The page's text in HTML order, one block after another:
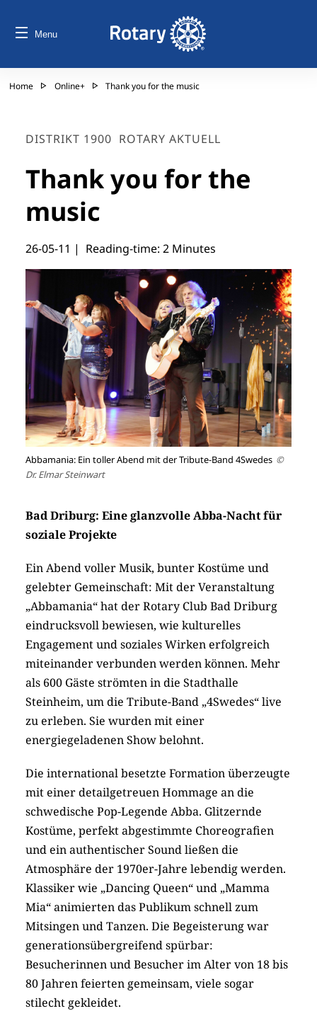
Menu
Home Online+ Thank you for the music
DISTRIKT 1900 ROTARY AKTUELL
Thank you for the
music
26-05-11 | Reading-time: 2 Minutes
Abbamania: Ein toller Abend mit der Tribute-Band 4Swedes ©
Dr. Elmar Steinwart
Bad Driburg: Eine glanzvolle Abba-Nacht für
soziale Projekte
Ein Abend voller Musik, bunter Kostüme und
gelebter Gemeinschaft: Mit der Veranstaltung
„Abbamania“ hat der Rotary Club Bad Driburg
eindrucksvoll bewiesen, wie kulturelles
Engagement und soziales Wirken erfolgreich
miteinander verbunden werden können. Mehr
als 600 Gäste strömten in die Stadthalle
Steinheim, um die Tribute-Band „4Swedes“ live
zu erleben. Sie wurden mit einer
energiegeladenen Show belohnt.
Die international besetzte Formation überzeugte
mit einer detailgetreuen Hommage an die
schwedische Pop-Legende Abba. Glitzernde
Kostüme, perfekt abgestimmte Choreografien
und ein authentischer Sound ließen die
Atmosphäre der 1970er-Jahre lebendig werden.
Klassiker wie „Dancing Queen“ und „Mamma
Mia“ animierten das Publikum schnell zum
Mitsingen und Tanzen. Die Begeisterung war
generationsübergreifend spürbar:
Besucherinnen und Besucher im Alter von 18 bis
80 Jahren feierten gemeinsam, viele sogar
stilecht gekleidet.